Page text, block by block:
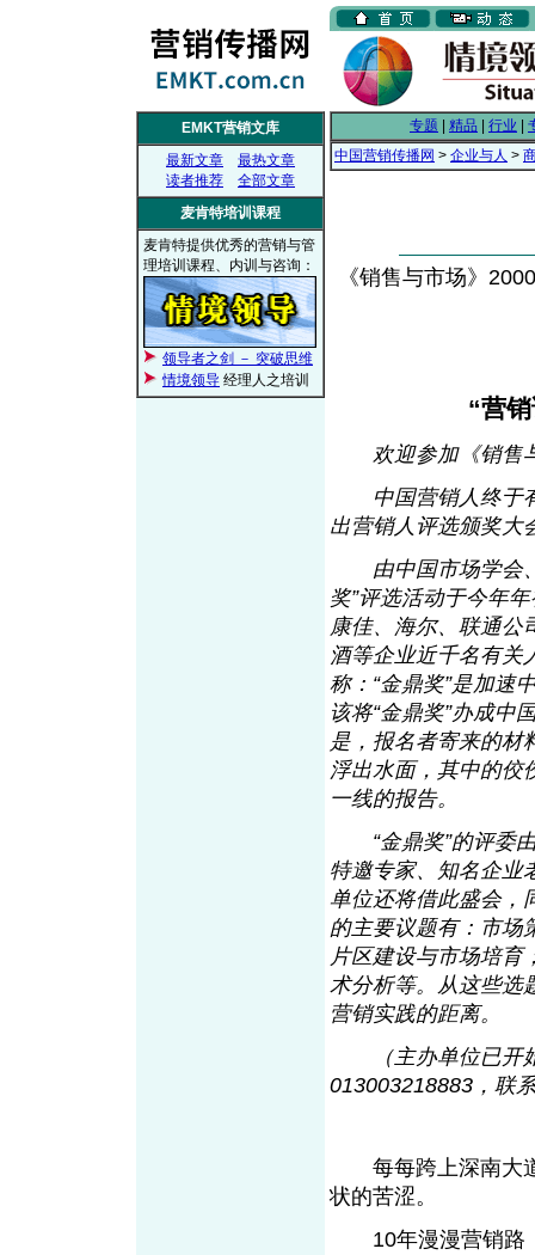
EMKT营销文库
最新文章
最热文章
读者推荐
全部文章
麦肯特培训课程
麦肯特提供优秀的营销与管
理培训课程、内训与咨询：
领导者之剑 － 突破思维
情境领导 经理人之培训
专题 精品 行业
中国营销传播网 > 企业与人 >
《销售与市场》
“营
欢迎参加《销售
中国营销人终于有
出营销人评选颁奖大
由中国市场学会、
奖”评选活动于今年
康佳、海尔、联通公
酒等企业近千名有关
称：“金鼎奖”是加速
该将“金鼎奖”办成中
是，报名者寄来的材
浮出水面，其中的佼
一线的报告。
“金鼎奖”的评委由
特邀专家、知名企业
单位还将借此盛会，
的主要议题有：市场
片区建设与市场培育
术分析等。从这些选
营销实践的距离。
（主办单位已开始
013003218883，联
每每跨上深南大道
状的苦涩。
10年漫漫营销路，